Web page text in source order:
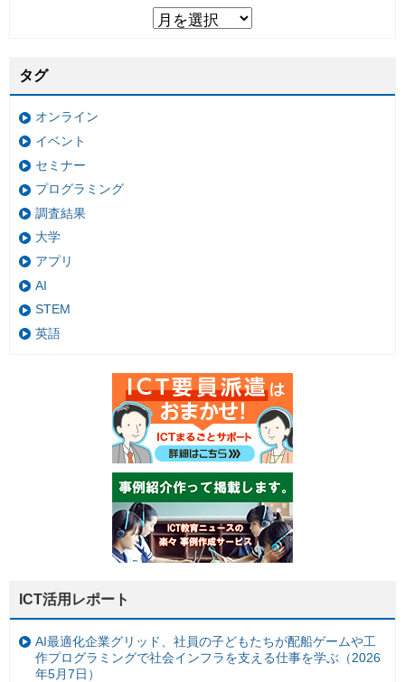
タグ
オンライン
イベント
セミナー
プログラミング
調査結果
大学
アプリ
AI
STEM
英語
ICT活用レポート
AI最適化企業グリッド、社員の子どもたちが配船ゲームや工
作プログラミングで社会インフラを支える仕事を学ぶ（2026
年5月7日）